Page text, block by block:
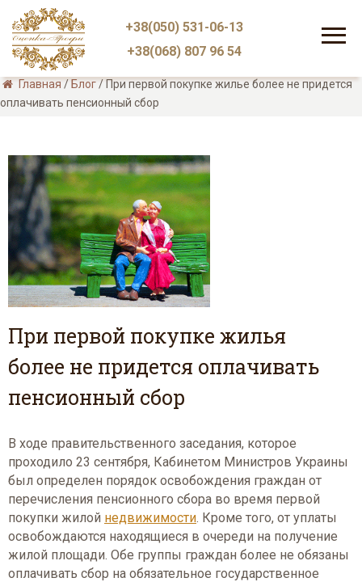
+38(050) 531-06-13
+38(068) 807 96 54
Главная / Блог / При первой покупке жилье более не придется
оплачивать пенсионный сбор
При первой покупке жилья
более не придется оплачивать
пенсионный сбор
В ходе правительственного заседания, которое
проходило 23 сентября, Кабинетом Министров Украины
был определен порядок освобождения граждан от
перечисления пенсионного сбора во время первой
покупки жилой недвижимости. Кроме того, от уплаты
освобождаются находящиеся в очереди на получение
жилой площади. Обе группы граждан более не обязаны
оплачивать сбор на обязательное государственное